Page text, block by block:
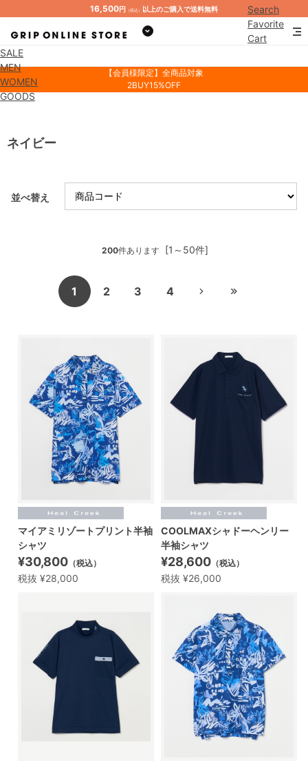
16,500円 （税込） 以上のご購入で送料無料
Search
Favorite
Cart
SALE
MEN
WOMEN
GOODS
【会員様限定】全商品対象
2BUY15%OFF
ネイビー
並べ替え
[1～50件]
200件あります
1 2 3 4
マイアミリゾートプリント半袖
シャツ
¥30,800 （税込）
税抜 ¥28,000
COOLMAXシャドーヘンリー
半袖シャツ
¥28,600 （税込）
税抜 ¥26,000